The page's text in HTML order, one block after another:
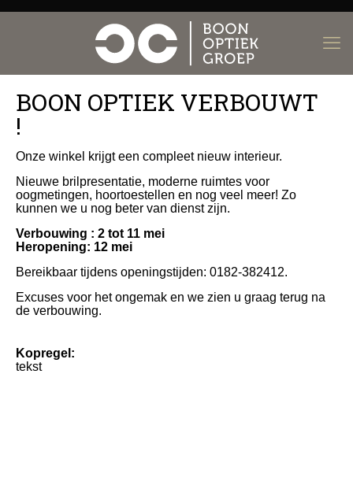
BOON OPTIEK VERBOUWT
!
Onze winkel krijgt een compleet nieuw interieur.
Nieuwe brilpresentatie, moderne ruimtes voor
oogmetingen, hoortoestellen en nog veel meer! Zo
kunnen we u nog beter van dienst zijn.
Verbouwing : 2 tot 11 mei
Heropening: 12 mei
Bereikbaar tijdens openingstijden: 0182-382412.
Excuses voor het ongemak en we zien u graag terug na
de verbouwing.
Kopregel:
tekst